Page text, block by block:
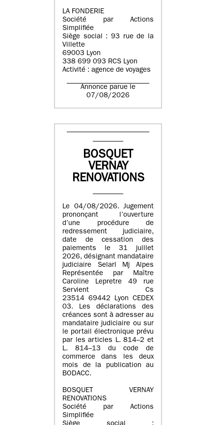
LA FONDERIE
Société par Actions
Simplifiée
Siège social : 93 rue de la
Villette
69003 Lyon
338 699 093 RCS Lyon
Activité : agence de voyages
Annonce parue le
07/08/2026
BOSQUET
VERNAY
RENOVATIONS
Le 04/08/2026. Jugement
prononçant l’ouverture
d’une procédure de
redressement judiciaire,
date de cessation des
paiements le 31 juillet
2026, désignant mandataire
judiciaire Selarl Mj Alpes
Représentée par Maître
Caroline Lepretre 49 rue
Servient Cs
23514 69442 Lyon CEDEX
03. Les déclarations des
créances sont à adresser au
mandataire judiciaire ou sur
le portail électronique prévu
par les articles L. 814–2 et
L. 814–13 du code de
commerce dans les deux
mois de la publication au
BODACC.
BOSQUET VERNAY
RENOVATIONS
Société par Actions
Simplifiée